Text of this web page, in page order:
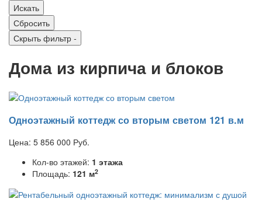
Скрыть фильтр -
Дома из кирпича и блоков
Одноэтажный коттедж со вторым светом 121 в.м
Цена: 5 856 000 Руб.
Кол-во этажей: 1 этажа
Площадь: 121 м2